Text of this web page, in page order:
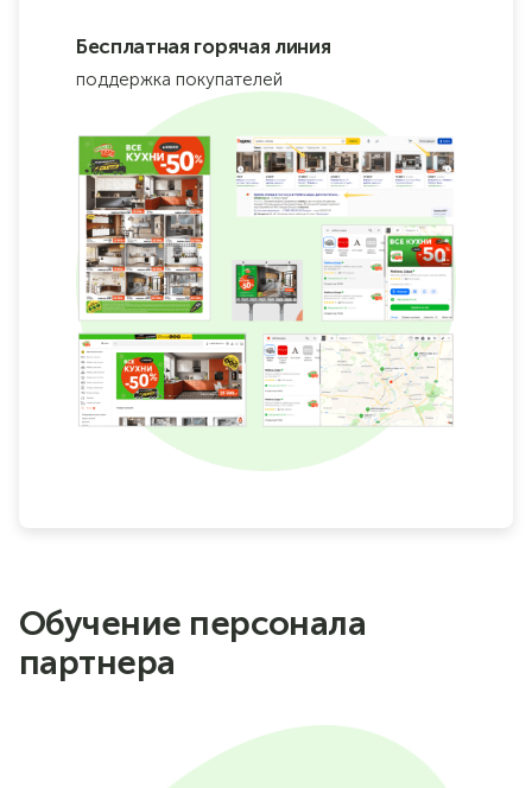
Бесплатная горячая линия
поддержка покупателей
Обучение персонала
партнера